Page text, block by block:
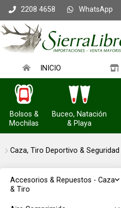
2208 4658 WhatsApp
INICIO
Bolsos &
Mochilas
Buceo, Natación
& Playa
Caza, Tiro Deportivo & Seguridad
Accesorios & Repuestos - Caza
& Tiro